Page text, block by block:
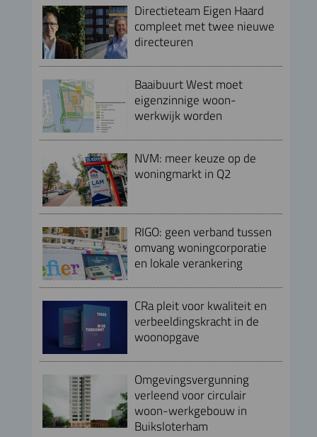
Directieteam Eigen Haard
compleet met twee nieuwe
directeuren
Baaibuurt West moet
eigenzinnige woon-
werkwijk worden
NVM: meer keuze op de
woningmarkt in Q2
RIGO: geen verband tussen
omvang woningcorporatie
en lokale verankering
CRa pleit voor kwaliteit en
verbeeldingskracht in de
woonopgave
Omgevingsvergunning
verleend voor circulair
woon-werkgebouw in
Buiksloterham